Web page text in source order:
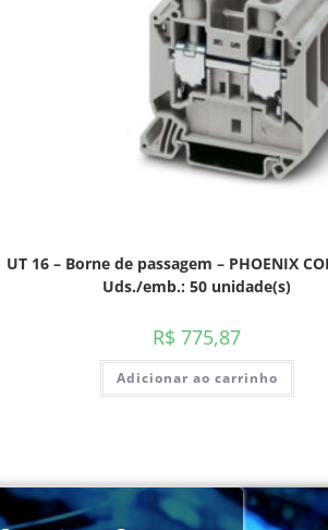
UT 16 – Borne de passagem – PHOENIX
Uds./emb.: 50 unidade(s)
R$ 775,87
Adicionar ao carrinho